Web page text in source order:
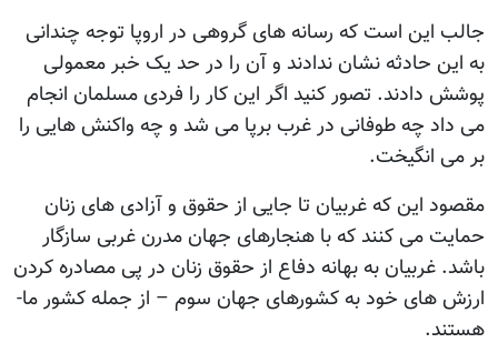
جالب این است که رسانه های گروهی در اروپا توجه چندانی
به این حادثه نشان ندادند و آن را در حد یک خبر معمولی
پوشش دادند. تصور کنید اگر این کار را فردی مسلمان انجام
می داد چه طوفانی در غرب برپا می شد و چه واکنش هایی را
بر می انگیخت.
مقصود این که غربیان تا جایی از حقوق و آزادی های زنان
حمایت می کنند که با هنجارهای جهان مدرن غربی سازگار
باشد. غربیان به بهانه دفاع از حقوق زنان در پی مصادره کردن
ارزش های خود به کشورهای جهان سوم – از جمله کشور ما-
هستند.